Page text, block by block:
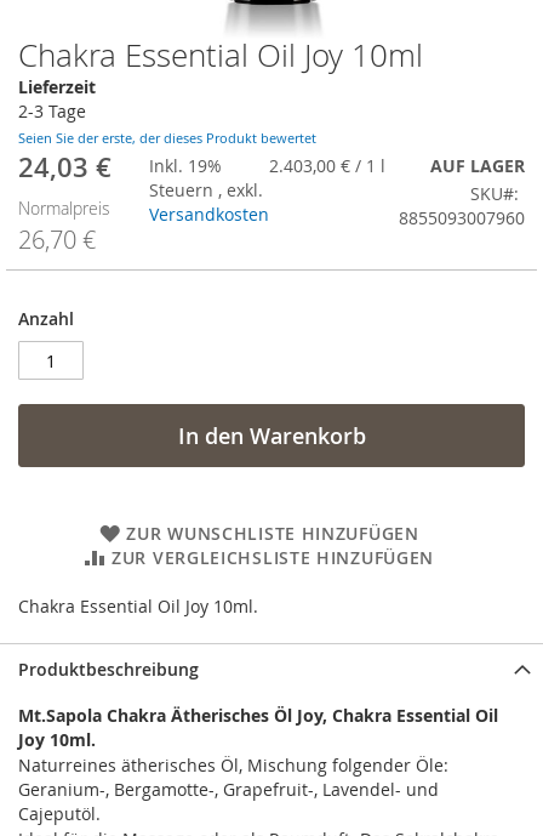
Chakra Essential Oil Joy 10ml
Lieferzeit
2-3 Tage
Seien Sie der erste, der dieses Produkt bewertet
Sonderangebot
24,03 €
Normalpreis
26,70 €
Inkl. 19%
Steuern , exkl.
Versandkosten
2.403,00 € / 1 l
AUF LAGER
SKU
8855093007960
Anzahl
In den Warenkorb
ZUR WUNSCHLISTE HINZUFÜGEN
ZUR VERGLEICHSLISTE HINZUFÜGEN
Chakra Essential Oil Joy 10ml.
Zum
Anfang
der
Bildergalerie
springen
Produktbeschreibung
Mt.Sapola Chakra Ätherisches Öl Joy, Chakra Essential Oil
Joy 10ml.
Naturreines ätherisches Öl, Mischung folgender Öle:
Geranium-, Bergamotte-, Grapefruit-, Lavendel- und
Cajeputöl.